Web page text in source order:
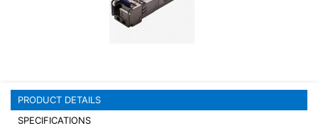
PRODUCT DETAILS
SPECIFICATIONS